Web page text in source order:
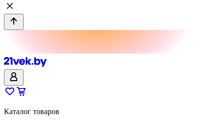
Каталог товаров